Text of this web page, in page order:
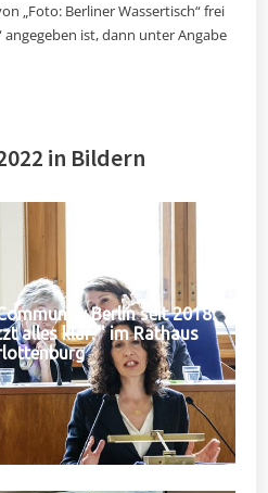
„Foto: Berliner Wassertisch“ frei
angegeben ist, dann unter Angabe
in Bildern
Berlin seit 2018:
alles klar?" im Rathaus